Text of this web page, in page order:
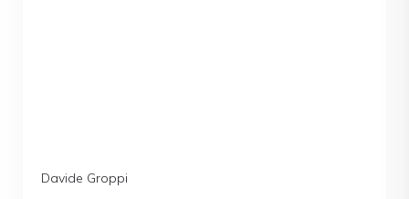
Davide Groppi